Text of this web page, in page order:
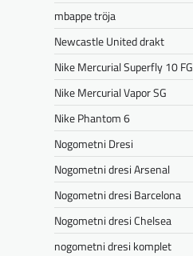
mbappe tröja
Newcastle United drakt
Nike Mercurial Superfly 10 FG
Nike Mercurial Vapor SG
Nike Phantom 6
Nogometni Dresi
Nogometni dresi Arsenal
Nogometni dresi Barcelona
Nogometni dresi Chelsea
nogometni dresi komplet